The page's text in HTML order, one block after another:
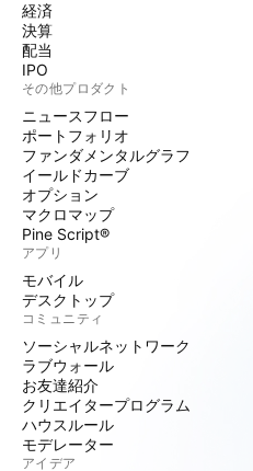
経済
決算
配当
IPO
その他プロダクト
ニュースフロー
ポートフォリオ
ファンダメンタルグラフ
イールドカーブ
オプション
マクロマップ
Pine Script®
アプリ
モバイル
デスクトップ
コミュニティ
ソーシャルネットワーク
ラブウォール
お友達紹介
クリエイタープログラム
ハウスルール
モデレーター
アイデア